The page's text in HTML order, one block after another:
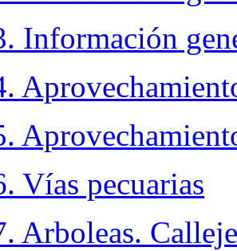
Información
Vías pecuarias
Arboleas.